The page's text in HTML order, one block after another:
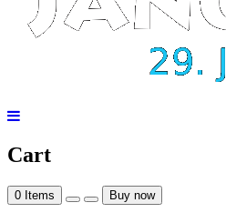
Cart
0 Items Buy now